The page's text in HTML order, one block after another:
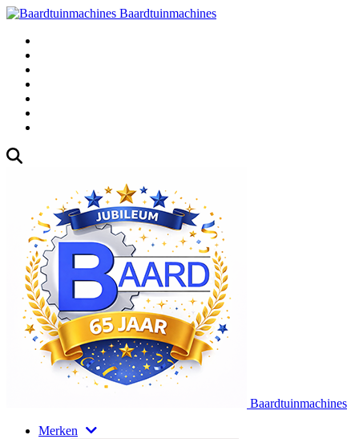
Baardtuinmachines
Baardtuinmachines
Merken